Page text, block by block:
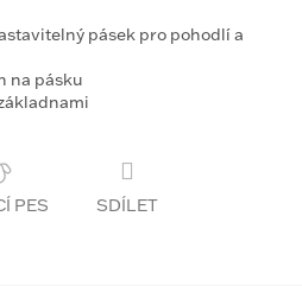
pásek pro pohodlí a
na pásku
SDÍLET